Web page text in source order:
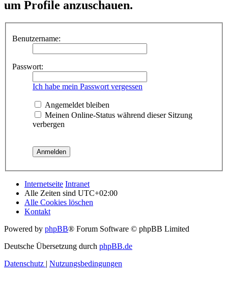
um Profile anzuschauen.
Benutzername:
Passwort:
Ich habe mein Passwort vergessen
Angemeldet bleiben
Meinen Online-Status während dieser Sitzung
verbergen
Internetseite Intranet
Alle Zeiten sind UTC+02:00
Alle Cookies löschen
Kontakt
Powered by phpBB® Forum Software © phpBB Limited
Deutsche Übersetzung durch phpBB.de
Datenschutz | Nutzungsbedingungen